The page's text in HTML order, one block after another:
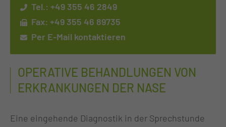
Tel.: +49 355 46 2849
Fax: +49 355 46 89735
Per E-Mail kontaktieren
OPERATIVE BEHANDLUNGEN VON
ERKRANKUNGEN DER NASE
Eine eingehende Diagnostik in der Sprechstunde